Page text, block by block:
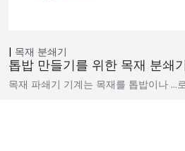
목재 분쇄기
톱밥 만들기를 위한 목재 분쇄
목재 파쇄기 기계는 목재를 톱밥이나 …